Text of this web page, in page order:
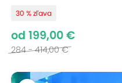
30 % zľava
od 199,00 €
284 - 414,00 €